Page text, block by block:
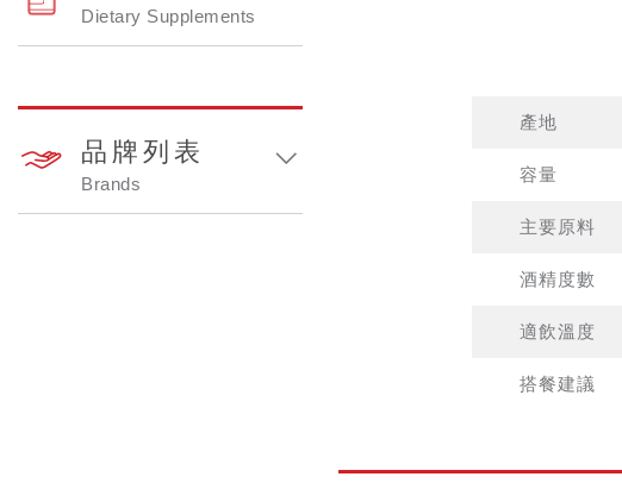
Dietary Supplements
品牌列表
Brands
產地
容量
主要原料
酒精度數
適飲溫度
搭餐建議